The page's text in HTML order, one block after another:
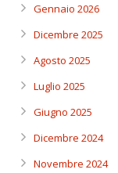
Gennaio 2026
Dicembre 2025
Agosto 2025
Luglio 2025
Giugno 2025
Dicembre 2024
Novembre 2024